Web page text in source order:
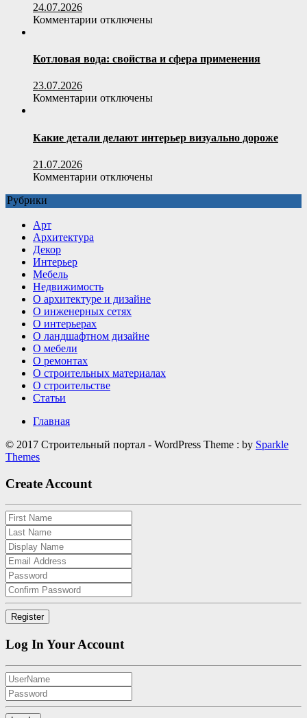
нагрузке
24.07.2026
Комментарии к
умный
выбор
и
отключены
Котловая вода: свойства и сфера применения
23.07.2026
Комментарии к
вода:
свойства
применения
отключены
Какие детали делают интерьер визуально дороже
21.07.2026
Комментарии котключены
Рубрики
Арт
Архитектура
Декор
Интерьер
Мебель
Недвижимость
О архитектуре и дизайне
О инженерных сетях
О интерьерах
О ландшафтном дизайне
О мебели
О ремонтах
О строительных материалах
О строительстве
Статьи
Главная
© 2017 Строительный портал - WordPress Theme : by Sparkle
Themes
Create Account
Log In Your Account